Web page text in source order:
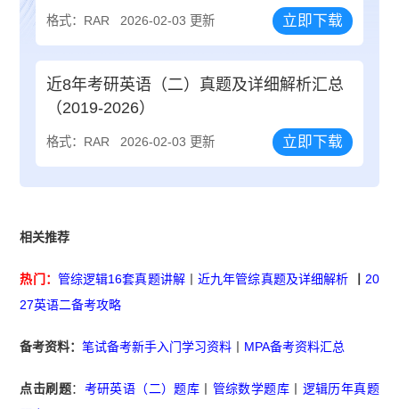
格式：RAR 2026-02-03 更新 立即下载
近8年考研英语（二）真题及详细解析汇总
（2019-2026）
格式：RAR 2026-02-03 更新 立即下载
相关推荐
热门： 管综逻辑16套真题讲解丨近九年管综真题及详细解析
20
27英语二备考攻略
备考资料：笔试备考新手入门学习资料 MPA备考资料汇总
点击刷题： 考研英语（二）题库 丨 管综数学题库 丨 逻辑历年真题